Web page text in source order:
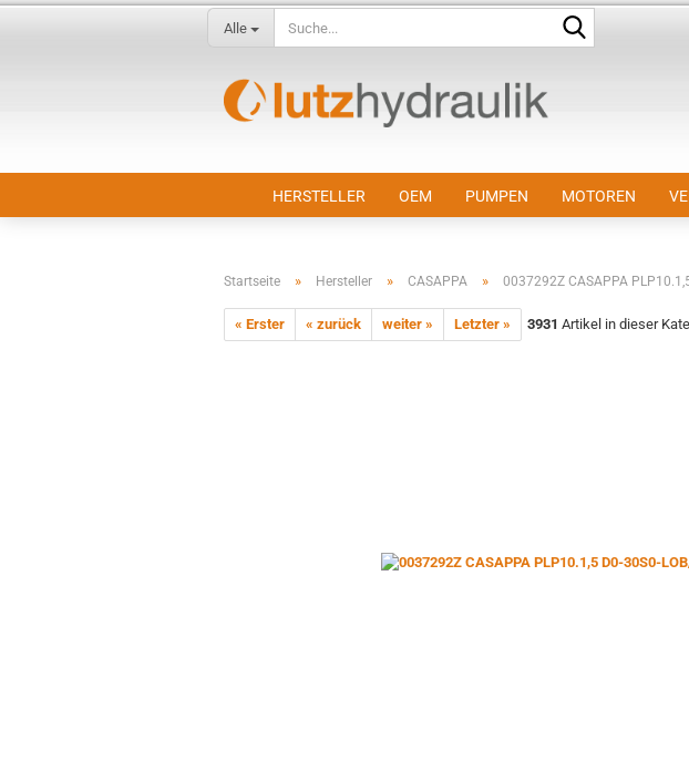
Alle
HERSTELLER OEM PUMPEN MOTOREN
Startseite » Hersteller » CASAPPA » 0037292Z CASAPPA
« Erster « zurück weiter » Letzter » 3931 Artikel in dieser